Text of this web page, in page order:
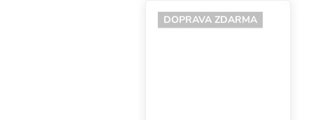
požadované teploty.
Max. průtok vzduchu
DOPRAVA ZDARMA